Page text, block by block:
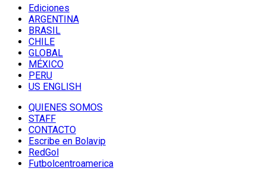
Ediciones
ARGENTINA
BRASIL
CHILE
GLOBAL
MÉXICO
PERU
US ENGLISH
QUIENES SOMOS
STAFF
CONTACTO
Escribe en Bolavip
RedGol
Futbolcentroamerica